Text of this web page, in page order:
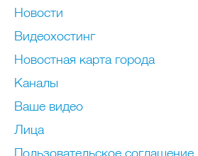
Новости
Видеохостинг
Новостная карта города
Каналы
Ваше видео
Лица